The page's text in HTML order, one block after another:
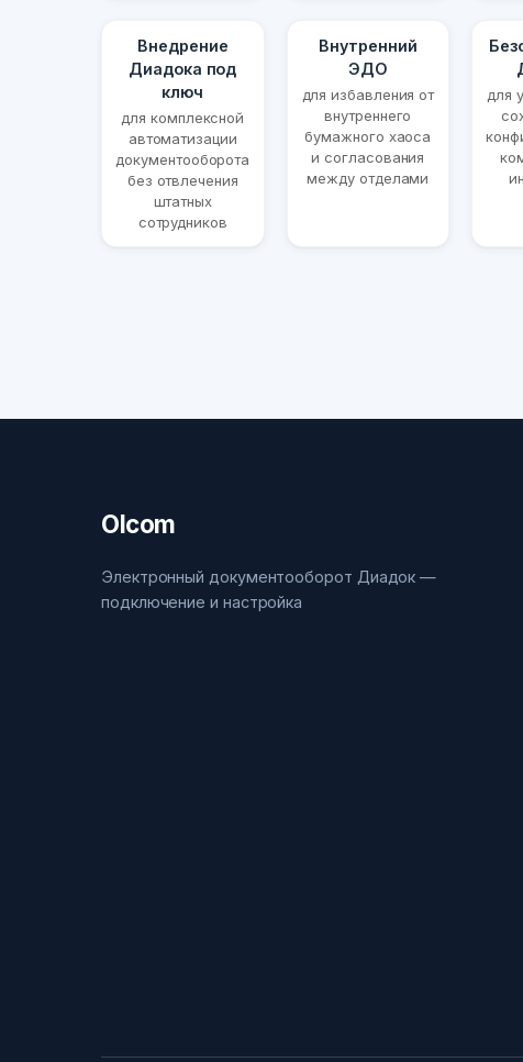
Внедрение
Диадока под
ключ
для комплексной
автоматизации
документооборота
без отвлечения
штатных
сотрудников
Внутренний
ЭДО
для избавления от
внутреннего
бумажного хаоса
и согласования
между отделами
для
Olcom
Электронный документооборот Диадок —
подключение и настройка